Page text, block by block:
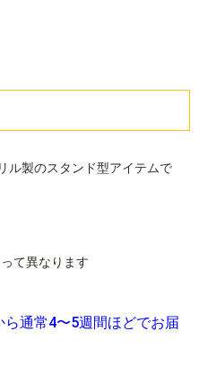
ル製のスタンド型アイテムで
て異なります
通常4〜5週間ほどでお届